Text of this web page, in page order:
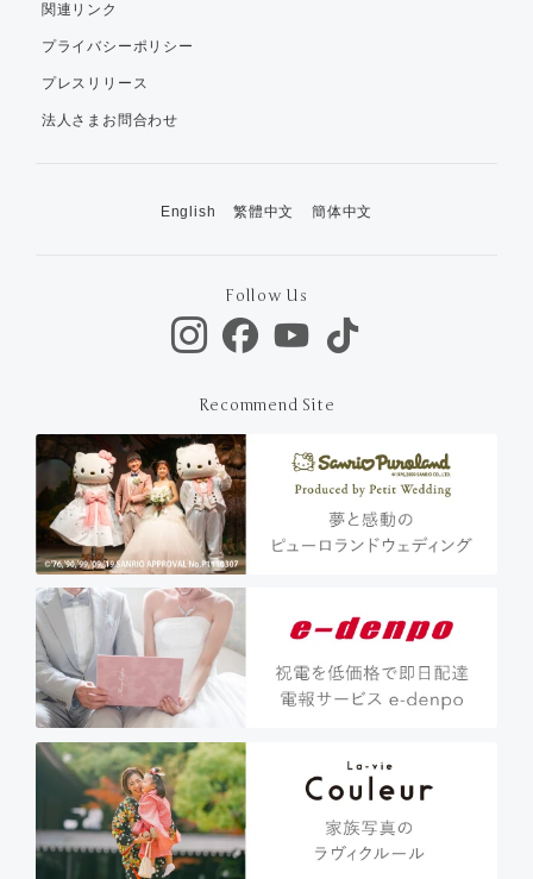
関連リンク
プライバシーポリシー
プレスリリース
法人さまお問合わせ
English 繁體中文 簡体中文
Follow Us
Recommend Site